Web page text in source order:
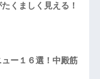
くましく見える！
ー１６選！中殿筋